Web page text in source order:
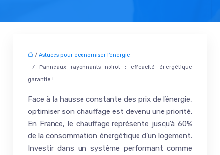
/ Astuces pour économiser l'énergie
/ Panneaux rayonnants noirot : efficacité énergétique
garantie !
Face à la hausse constante des prix de l’énergie,
optimiser son chauffage est devenu une priorité.
En France, le chauffage représente jusqu’à 60%
de la consommation énergétique d’un logement.
Investir dans un système performant comme